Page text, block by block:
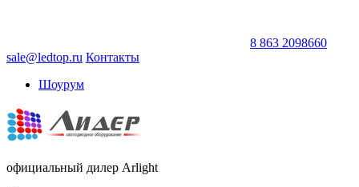
8 863 2098660
sale@ledtop.ru Контакты
Шоурум
официальный дилер Arlight